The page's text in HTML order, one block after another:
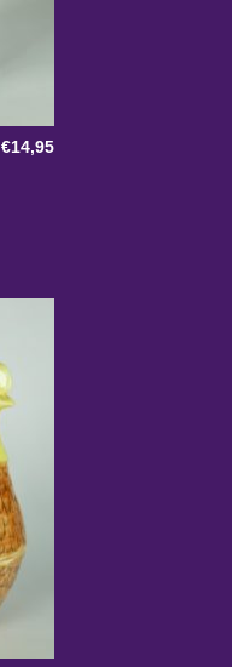
€14,95